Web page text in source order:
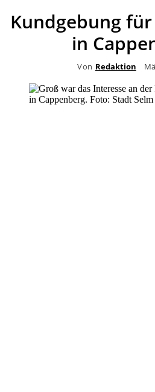
Kundgebung
in
Von Redaktion